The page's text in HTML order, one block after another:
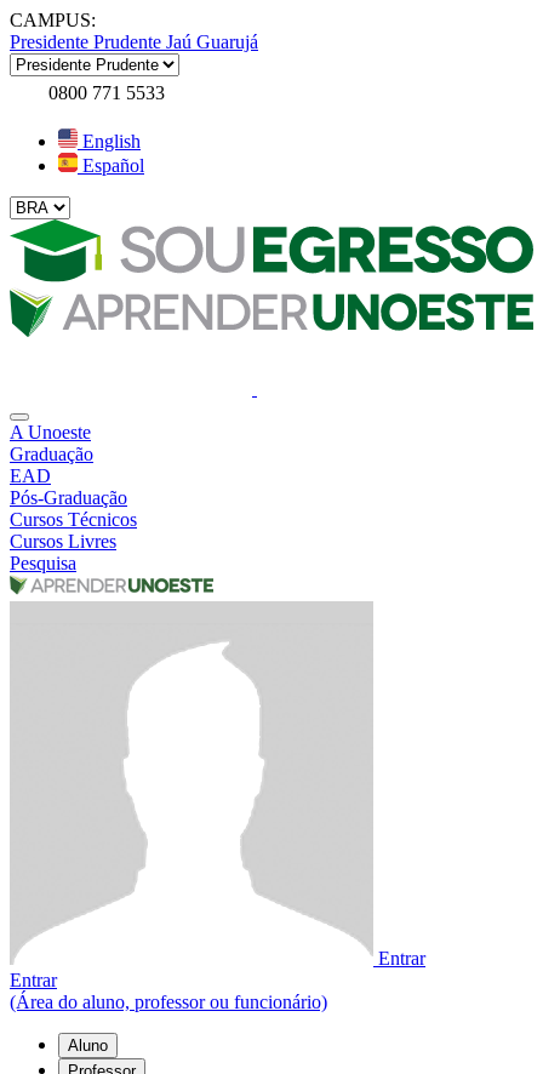
CAMPUS:
Presidente Prudente Jaú Guarujá
0800 771 5533
English
Español
A Unoeste
Graduação
EAD
Pós-Graduação
Cursos Técnicos
Cursos Livres
Pesquisa
Entrar
Entrar
(Área do aluno, professor ou funcionário)
Aluno